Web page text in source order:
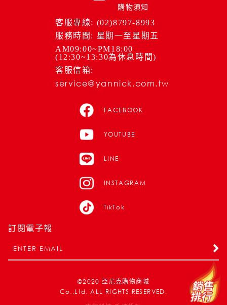
購物須知
客服專線: (02)8797-8993
服務時間: 星期一至星期五
AM09:00~PM18:00
(12:30~13:30為休息時間)
客服信箱:
service@yannick.com.tw
FACEBOOK
YOUTUBE
LINE
INSTAGRAM
TikTok
訂閱電子報
©2020 亞尼克購物商城
Co.,Ltd. ALL RIGHTS RESERVED.